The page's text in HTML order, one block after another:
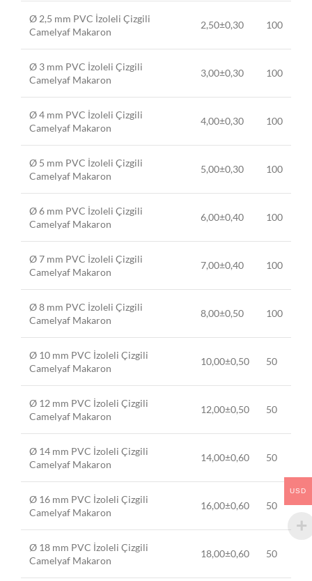
Ø 2,5 mm PVC İzoleli Çizgili
Camelyaf Makaron
2,50±0,30 100
Ø 3 mm PVC İzoleli Çizgili
Camelyaf Makaron
3,00±0,30 100
Ø 4 mm PVC İzoleli Çizgili
Camelyaf Makaron
4,00±0,30 100
Ø 5 mm PVC İzoleli Çizgili
Camelyaf Makaron
5,00±0,30 100
Ø 6 mm PVC İzoleli Çizgili
Camelyaf Makaron
6,00±0,40 100
Ø 7 mm PVC İzoleli Çizgili
Camelyaf Makaron
7,00±0,40 100
Ø 8 mm PVC İzoleli Çizgili
Camelyaf Makaron
8,00±0,50 100
Ø 10 mm PVC İzoleli Çizgili
Camelyaf Makaron
10,00±0,50 50
Ø 12 mm PVC İzoleli Çizgili
Camelyaf Makaron
12,00±0,50 50
Ø 14 mm PVC İzoleli Çizgili
Camelyaf Makaron
14,00±0,60 50
Ø 16 mm PVC İzoleli Çizgili
Camelyaf Makaron
16,00±0,60 50
Ø 18 mm PVC İzoleli Çizgili
Camelyaf Makaron
18,00±0,60 50
USD